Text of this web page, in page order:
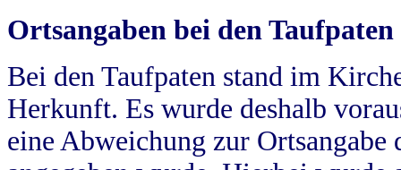
Ortsangaben bei den Taufpaten
Bei den Taufpaten stand im
Herkunft. Es wurde deshalb
eine Abweichung zur